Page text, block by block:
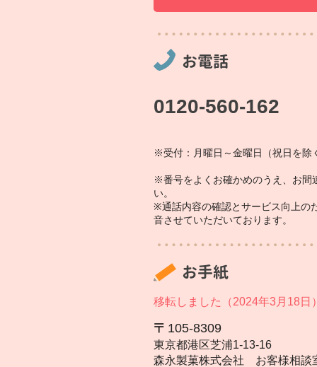
お電話
0120-560-162
※受付：月曜日～金曜日（祝日を除
※番号をよくお確かめのうえ、お間
い。
※通話内容の確認とサービス向上の
音させていただいております。
お手紙
移転しました（2024年3月18日
105‐8309
東京都港区芝浦1‐13‐16
森永製菓株式会社 お客様相談